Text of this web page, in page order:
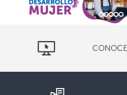
Anterior